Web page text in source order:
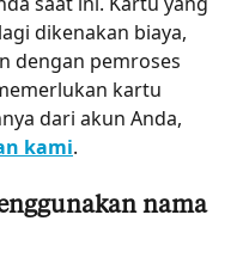
dikenakan biaya,
dengan pemroses
kartu
dari akun Anda,
kami.
nama